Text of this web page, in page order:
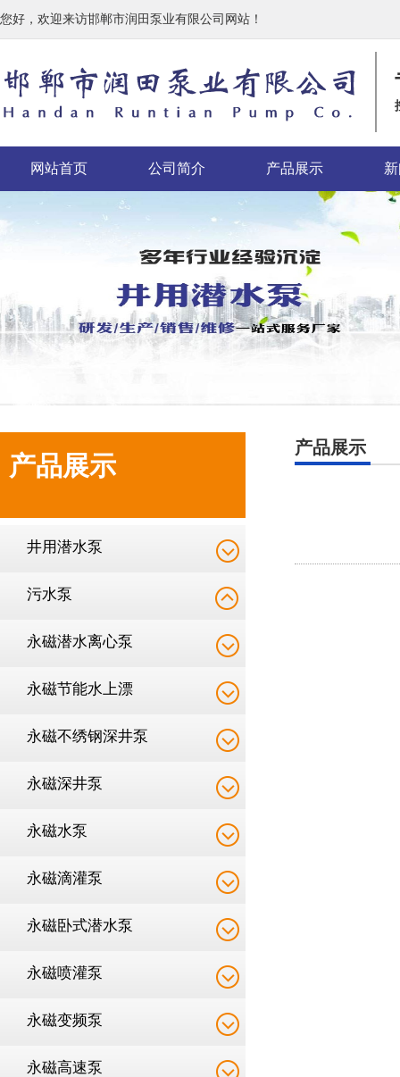
您好，欢迎来访邯郸市润田泵业有限公司网站！
网站首页 公司简介 产品展示
产品展示
井用潜水泵
污水泵
永磁潜水离心泵
永磁节能水上漂
永磁不绣钢深井泵
永磁深井泵
永磁水泵
永磁滴灌泵
永磁卧式潜水泵
永磁喷灌泵
永磁变频泵
永磁高速泵
产品展示